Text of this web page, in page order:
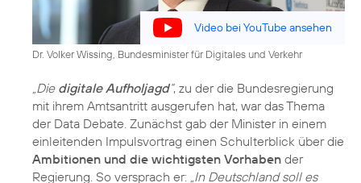
Video bei YouTube ansehen
Dr. Volker Wissing, Bundesminister für Digitales und Verkehr
„Die digitale Aufholjagd“, zu der die Bundesregierung
mit ihrem Amtsantritt ausgerufen hat, war das Thema
der Data Debate. Zunächst gab der Minister in einem
einleitenden Impulsvortrag einen Schulterblick über die
Ambitionen und die wichtigsten Vorhaben der
Regierung. So versprach er: „In Deutschland soll es